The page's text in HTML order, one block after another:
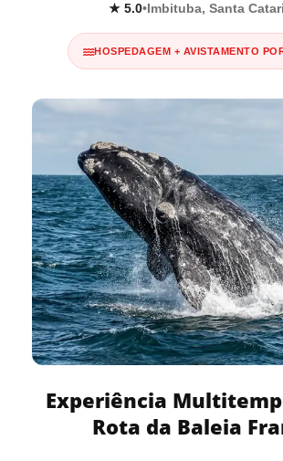
★ 5.0•Imbituba, Santa
HOSPEDAGEM + AVISTAMENTO
Experiência
Rota da Baleia